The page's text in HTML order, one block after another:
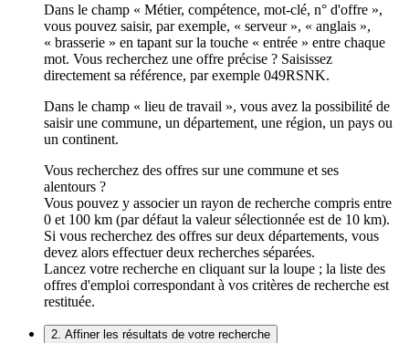
Dans le champ « Métier, compétence, mot-clé, n° d'offre »,
vous pouvez saisir, par exemple, « serveur », « anglais »,
« brasserie » en tapant sur la touche « entrée » entre chaque
mot. Vous recherchez une offre précise ? Saisissez
directement sa référence, par exemple 049RSNK.
Dans le champ « lieu de travail », vous avez la possibilité de
saisir une commune, un département, une région, un pays ou
un continent.
Vous recherchez des offres sur une commune et ses
alentours ?
Vous pouvez y associer un rayon de recherche compris entre
0 et 100 km (par défaut la valeur sélectionnée est de 10 km).
Si vous recherchez des offres sur deux départements, vous
devez alors effectuer deux recherches séparées.
Lancez votre recherche en cliquant sur la loupe ; la liste des
offres d'emploi correspondant à vos critères de recherche est
restituée.
2. Affiner les résultats de votre recherche